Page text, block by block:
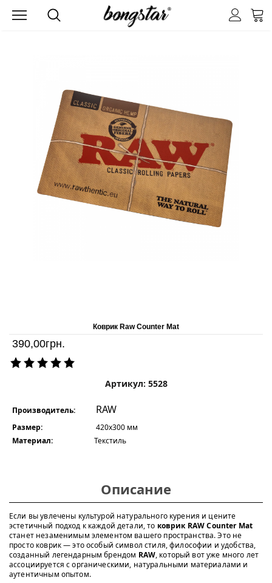
Коврик Raw Counter Mat
390,00грн.
Артикул: 5528
Производитель: RAW
Размер:
420x300 мм
Материал:
Текстиль
Описание
Если вы увлечены культурой натурального курения и цените
эстетичный подход к каждой детали, то коврик RAW Counter Mat
станет незаменимым элементом вашего пространства. Это не
просто коврик — это особый символ стиля, философии и удобства,
созданный легендарным брендом RAW, который вот уже много лет
ассоциируется с органическими, натуральными материалами и
аутентичным опытом.